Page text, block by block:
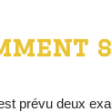
prévu deux